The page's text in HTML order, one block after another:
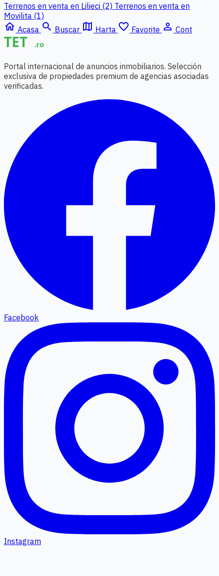
Terrenos en venta en Lilieci (2) Terrenos en venta en
Movilita (1)
home Acasa search Buscar map Harta favorite_border Favorite person_outline Cont
Portal internacional de anuncios inmobiliarios. Selección
exclusiva de propiedades premium de agencias asociadas
verificadas.
Facebook
Instagram